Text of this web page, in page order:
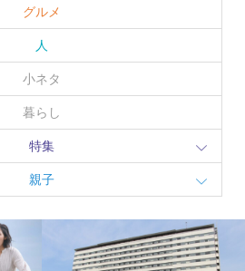
グルメ
人
小ネタ
暮らし
特集
親子